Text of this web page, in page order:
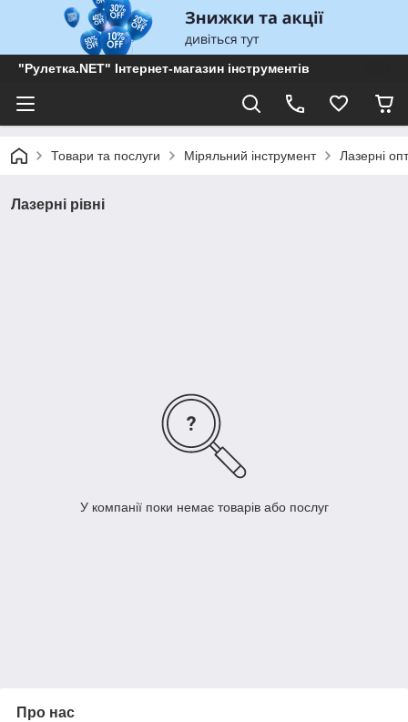
"Рулетка.NET" Інтернет-магазин інструментів
Товари та послуги Міряльний інструмент Лазерні
Лазерні рівні
У компанії поки немає товарів або послуг
Про нас